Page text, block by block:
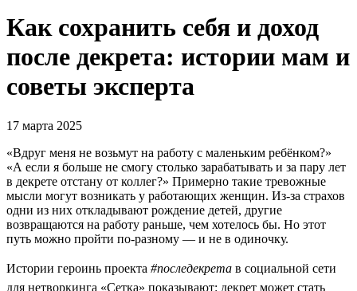
Как сохранить себя и доход
после декрета: истории мам и
советы эксперта
17 марта 2025
«Вдруг меня не возьмут на работу с маленьким ребёнком?»
«А если я больше не смогу столько зарабатывать и за пару лет
в декрете отстану от коллег?» Примерно такие тревожные
мысли могут возникать у работающих женщин. Из-за страхов
одни из них откладывают рождение детей, другие
возвращаются на работу раньше, чем хотелось бы. Но этот
путь можно пройти по-разному — и не в одиночку.
Истории героинь проекта #последекрета в социальной сети
для нетворкинга «Сетка» показывают: декрет может стать